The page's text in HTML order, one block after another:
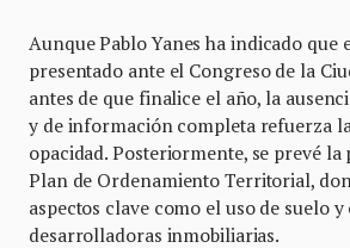
Aunque Pablo Yanes ha indicado que
presentado ante el Congreso de la
antes de que finalice el año, la
y de información completa refuerza
opacidad. Posteriormente, se prevé
Plan de Ordenamiento Territorial,
aspectos clave como el uso de suelo y
desarrolladoras inmobiliarias.